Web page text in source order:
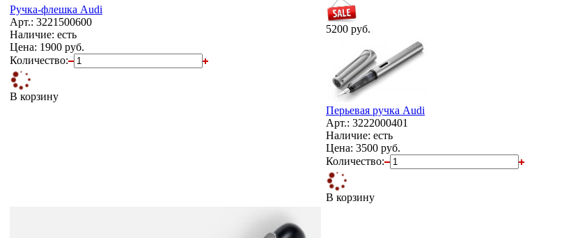
Ручка-флешка Audi
Арт.: 3221500600
Наличие: есть
Цена: 1900 руб.
Количество:
В корзину
5200 руб.
Перьевая ручка Audi
Арт.: 3222000401
Наличие: есть
Цена: 3500 руб.
Количество:
В корзину